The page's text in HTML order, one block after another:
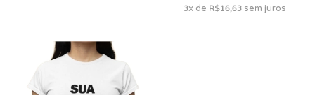
3x de R$16,63sem juros